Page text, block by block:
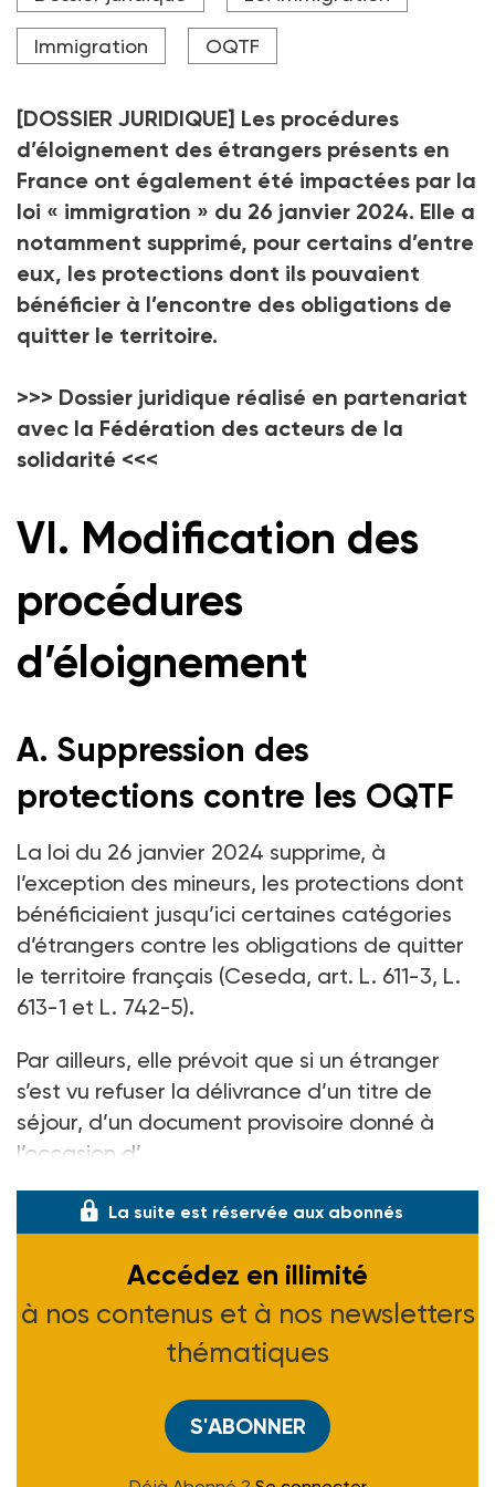
d’éloignement du majeur en situation irrégulière
accompagné d’un mineur.
Immigration OQTF
[DOSSIER JURIDIQUE] Les procédures
d’éloignement des étrangers présents en
France ont également été impactées par la
loi « immigration » du 26 janvier 2024. Elle a
notamment supprimé, pour certains d’entre
eux, les protections dont ils pouvaient
bénéficier à l’encontre des obligations de
quitter le territoire.
>>> Dossier juridique réalisé en partenariat
avec la Fédération des acteurs de la
solidarité <<<
VI. Modification des
procédures
d’éloignement
A. Suppression des
protections contre les OQTF
La loi du 26 janvier 2024 supprime, à
l’exception des mineurs, les protections dont
bénéficiaient jusqu’ici certaines catégories
d’étrangers contre les obligations de quitter
le territoire français (Ceseda, art. L. 611-3, L.
613-1 et L. 742-5).
Par ailleurs, elle prévoit que si un étranger
s’est vu refuser la délivrance d’un titre de
séjour, d’un document provisoire donné à
l’occasion d’
La suite est réservée aux abonnés
Accédez en illimité
à nos contenus et à nos newsletters
thématiques
S'ABONNER